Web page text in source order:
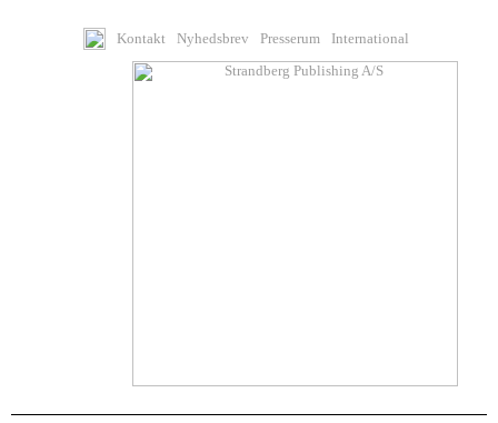
Kontakt Nyhedsbrev Presserum International